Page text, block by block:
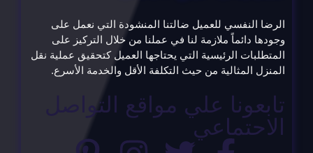
الرضا النفسي للعميل ضالتنا المنشودة التي نعمل على
وجودها دائماً ملازمة لنا في عملنا من خلال التركيز على
المتطلبات الرئيسية التي يحتاجها العميل كتحقيق عملية نقل
المنزل المثالية من حيث التكلفة الأقل والخدمة الأسرع.
تابعونا علي مواقع التواصل
الاحتماعي